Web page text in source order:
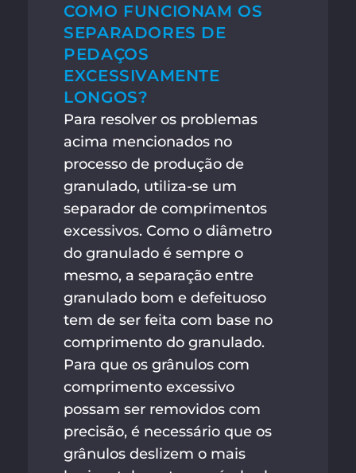
COMO FUNCIONAM OS
SEPARADORES DE
PEDAÇOS
EXCESSIVAMENTE
LONGOS?
Para resolver os problemas
acima mencionados no
processo de produção de
granulado, utiliza-se um
separador de comprimentos
excessivos. Como o diâmetro
do granulado é sempre o
mesmo, a separação entre
granulado bom e defeituoso
tem de ser feita com base no
comprimento do granulado.
Para que os grânulos com
comprimento excessivo
possam ser removidos com
precisão, é necessário que os
grânulos deslizem o mais